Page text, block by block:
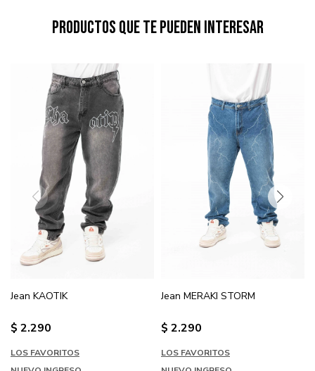
Productos que te pueden interesar
Jean KAOTIK
$ 2.290
LOS FAVORITOS
Jean MERAKI STORM
$ 2.290
LOS FAVORITOS